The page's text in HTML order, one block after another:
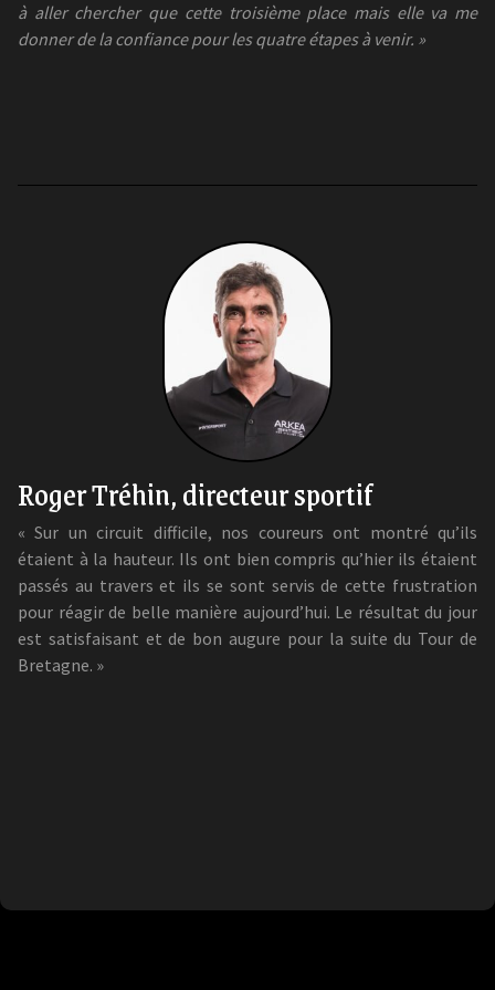
à aller chercher que cette troisième place mais elle va me
donner de la confiance pour les quatre étapes à venir. »
Roger Tréhin, directeur sportif
« Sur un circuit difficile, nos coureurs ont montré qu’ils
étaient à la hauteur. Ils ont bien compris qu’hier ils étaient
passés au travers et ils se sont servis de cette frustration
pour réagir de belle manière aujourd’hui. Le résultat du jour
est satisfaisant et de bon augure pour la suite du Tour de
Bretagne. »